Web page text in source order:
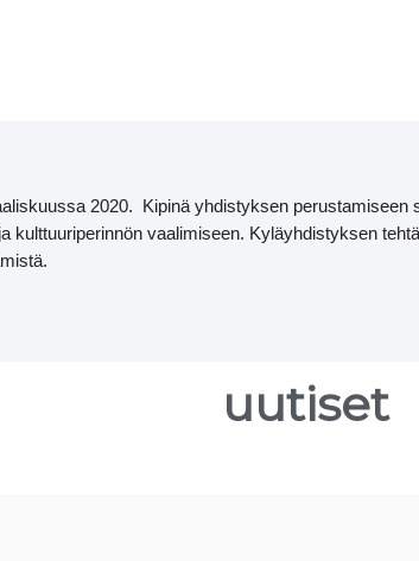
2020. Kipinä yhdistyksen
kulttuuriperinnön vaalimiseen. Kyläyhdistyksen
uutiset